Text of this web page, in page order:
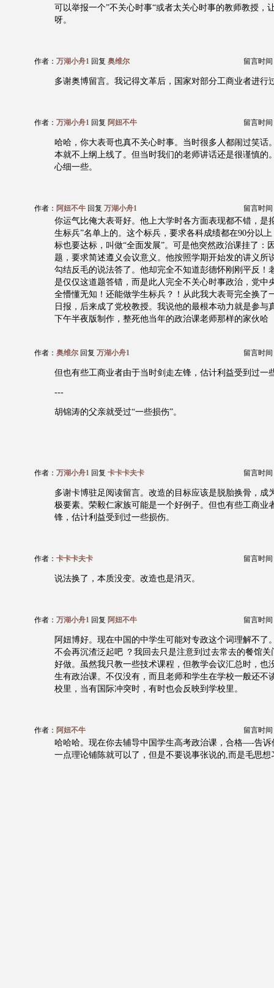
可以举报一个”不关心时事“或者太关心时事的教师教授，
呀。
作者： 万湖小舟1 回复 奥维尔 留言时间
多谢奥博留言。我记得文革后，国家对部分工商业者进行
作者： 万湖小舟1 回复 阿妞不牛 留言时间
哈哈，你大表哥也真不关心时事。当时很多人都闹过笑话
本就不上纲上线了。但当时我们的老师讲话还是很谨慎的
心细一些。
作者： 阿妞不牛 回复 万湖小舟1 留言时间
你运气比俺大表哥好。他上大学时各方面表现都不错，是
生标兵”名单上的。这个标兵，要求各科成绩都在90分以
标也要达标，叫做“全面发展”。可是他突然政治课挂了：
题，要求简述遵义会议意义。他按照学期开始发的讲义所
勾结反毛的说法答了。他却完全不知道彭德怀刚刚平反！
是仅仅这道题答错，而是此人完全不关心时事政治，党中
全懵懂无知！还能做学生标兵？！从此我大表哥完全换了
日报，后来成了党校教授。我说他的最根本动力就是参与
下午半夜版制作，整死他当年的政治课老师那样的家伙哈
作者： 奥维尔 回复 万湖小舟1 留言时间
但也有些工商业者由于当时剑走左锋，估计利益受到过一
---
胡锦涛的父亲就受过“一些损伤”。
作者： 万湖小舟1 回复 卡卡卡夫卡 留言时间
多谢卡博驻足阅读留言。改造的目标应该是脱胎换骨，成
极要素。荣毅仁家族可能是一个好例子。但也有些工商业
锋，估计利益受到过一些损伤。
作者： 卡卡卡夫卡 留言时间
说法换了，本质没变。改造也是消灭。
作者： 万湖小舟1 回复 阿妞不牛 留言时间
阿妞博好。现在中国的中学生可能对专政这个词理解不了
不会再沉渣泛起吧 ？我回去只是注意到过去常去的餐馆关
好做。虽然我只教一些技术课程，但教学会议汇总时，也
生有政治课。不仅没有，而且老师和学生在学校一般还不
校里，当有国际冲突时，有时也会反映到学校里。
作者： 阿妞不牛 留言时间
哈哈哈。现在你去辅导中国学生高考政治课，合格—-告诉
一点理论铺陈就可以了，但是不要说事张说的,而是毛思想